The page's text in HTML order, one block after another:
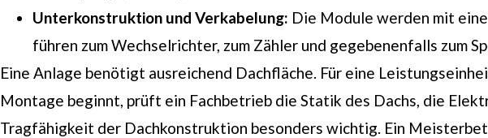
Unterkonstruktion und Verkabelung: Die Module werden mit
führen zum Wechselrichter, zum Zähler und gegebenenfalls zum
Eine Anlage benötigt ausreichend Dachfläche. Für eine
Montage beginnt, prüft ein Fachbetrieb die Statik des Dachs, die
Tragfähigkeit der Dachkonstruktion besonders wichtig. Ein